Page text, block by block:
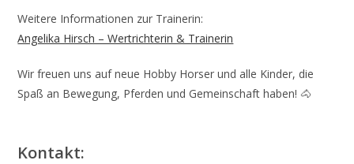
Weitere Informationen zur Trainerin:
Angelika Hirsch – Wertrichterin & Trainerin
Wir freuen uns auf neue Hobby Horser und alle Kinder, die
Spaß an Bewegung, Pferden und Gemeinschaft haben! 🐴
Kontakt: